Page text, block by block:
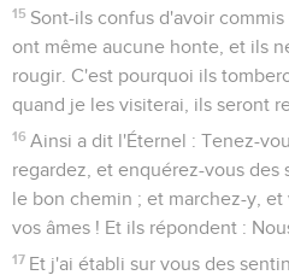
15 Sont-ils confus d'avoir
ont même aucune honte, et ils
rougir. C'est pourquoi ils
quand je les visiterai, ils seront
16 Ainsi a dit l'Éternel : Tenez-
regardez, et enquérez-vous des
le bon chemin ; et marchez-y,
vos âmes ! Et ils répondent :
17 Et j'ai établi sur vous des